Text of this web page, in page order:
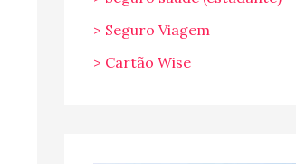
> Seguro Viagem
> Cartão Wise